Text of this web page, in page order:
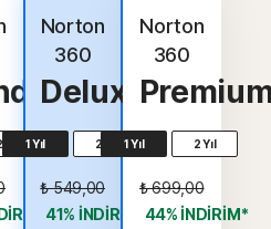
Yıl
Teklif
Norton
360
Deluxe
1 Yıl 2 Yıl
₺ 549,00
41% İNDİRİM*
Norton
360
1 Yıl 2 Yıl
₺ 699,00
44% İNDİRİM*